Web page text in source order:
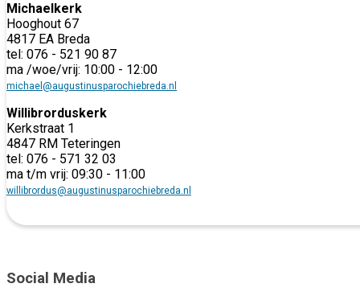
Michaelkerk
Hooghout 67
4817 EA Breda
tel: 076 - 521 90 87
ma /woe/vrij: 10:00 - 12:00
michael@augustinusparochiebreda.nl
Willibrorduskerk
Kerkstraat 1
4847 RM Teteringen
tel: 076 - 571 32 03
ma t/m vrij: 09:30 - 11:00
willibrordus@augustinusparochiebreda.nl
Social Media